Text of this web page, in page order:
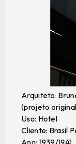
Arquiteto:
(projeto
Uso: Hotel
Cliente: Brasil
Ano: 1939/1941